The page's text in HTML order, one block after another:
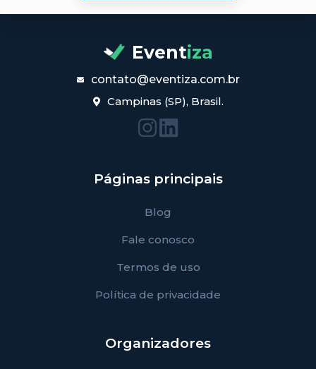
Eventiza
contato@eventiza.com.br
Campinas (SP), Brasil.
Páginas principais
Blog
Fale conosco
Termos de uso
Política de privacidade
Organizadores